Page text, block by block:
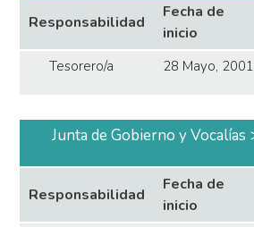
Responsabilidad
Fecha de
inicio
Tesorero/a 28 Mayo, 2001
Junta de Gobierno y Vocalías
Responsabilidad
Fecha de
inicio